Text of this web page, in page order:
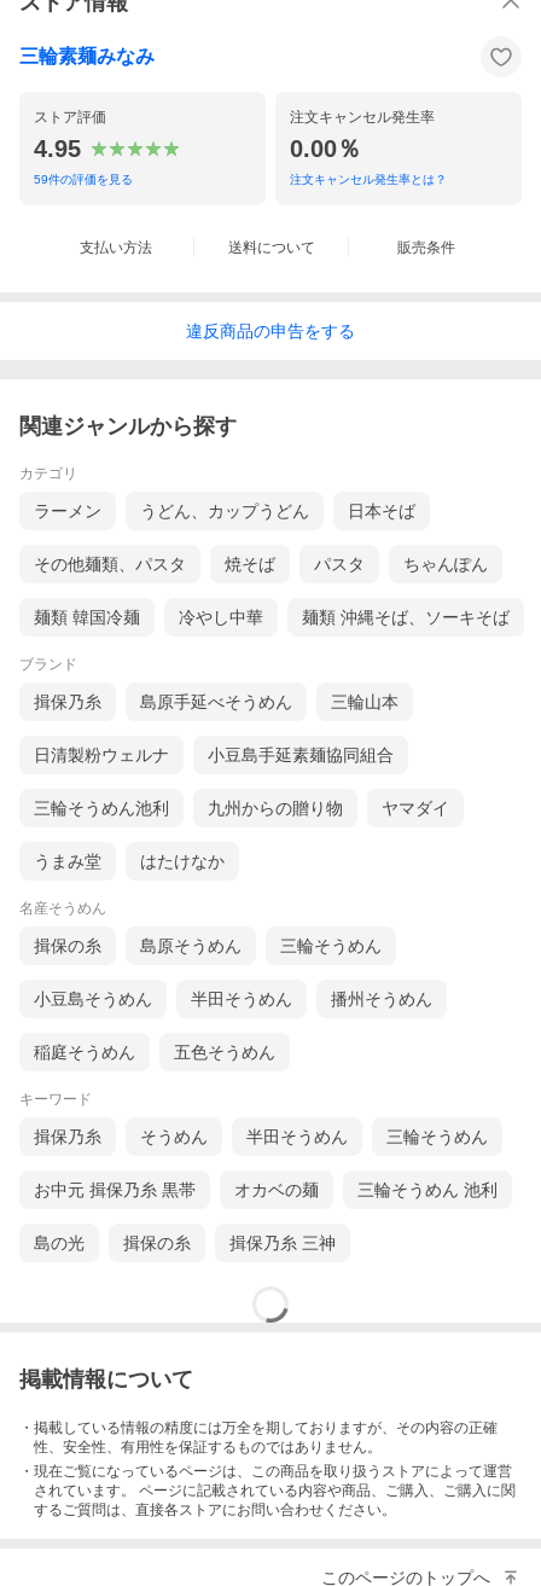
三輪素麺みなみ
ストア評価
4.95
59件の評価を見る
注文キャンセル発生率
0.00％
注文キャンセル発生率とは？
支払い方法 送料について 販売条件
違反商品の申告をする
関連ジャンルから探す
カテゴリ
ラーメン うどん、カップうどん 日本そば
その他麺類、パスタ 焼そば パスタ ちゃんぽん
麺類 韓国冷麺 冷やし中華 麺類 沖縄そば、ソーキそば
ブランド
揖保乃糸 島原手延べそうめん 三輪山本
日清製粉ウェルナ 小豆島手延素麺協同組合
三輪そうめん池利 九州からの贈り物 ヤマダイ
うまみ堂 はたけなか
名産そうめん
揖保の糸 島原そうめん 三輪そうめん
小豆島そうめん 半田そうめん 播州そうめん
稲庭そうめん 五色そうめん
キーワード
揖保乃糸 そうめん 半田そうめん 三輪そうめん
お中元 揖保乃糸 黒帯 オカベの麺 三輪そうめん 池利
島の光 揖保の糸 揖保乃糸 三神
掲載情報について
・掲載している情報の精度には万全を期しておりますが、その内容の正確
性、安全性、有用性を保証するものではありません。
・現在ご覧になっているページは、この商品を取り扱うストアによって運営
されています。 ページに記載されている内容や商品、ご購入 、ご購入に関
するご質問は、直接各ストアにお問い合わせください。
このページのトップへ